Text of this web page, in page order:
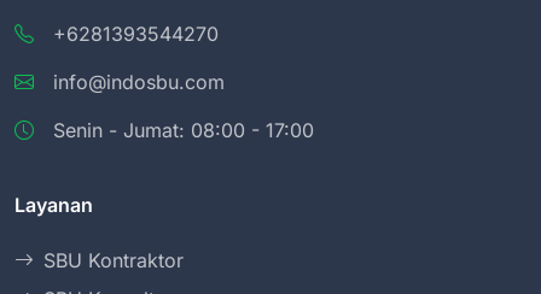
+6281393544270
info@indosbu.com
Senin - Jumat: 08:00 - 17:00
Layanan
SBU Kontraktor